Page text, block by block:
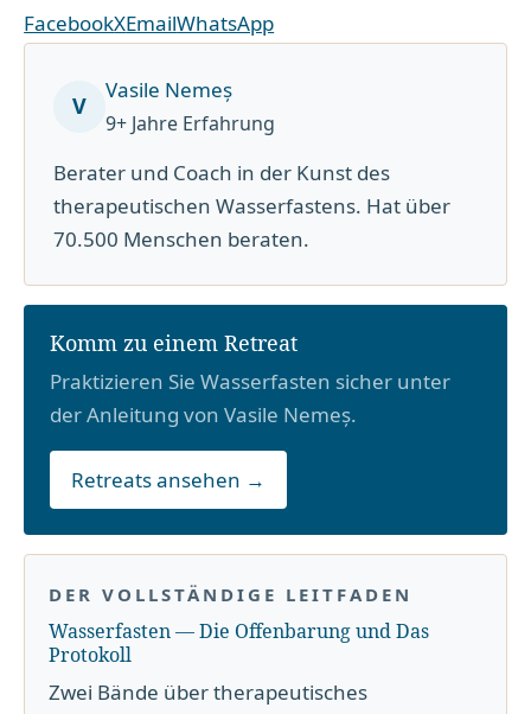
FacebookXEmailWhatsApp
V
Vasile Nemeș
9+ Jahre Erfahrung
Berater und Coach in der Kunst des
therapeutischen Wasserfastens. Hat über
70.500 Menschen beraten.
Komm zu einem Retreat
Praktizieren Sie Wasserfasten sicher unter
der Anleitung von Vasile Nemeș.
Retreats ansehen →
DER VOLLSTÄNDIGE LEITFADEN
Wasserfasten — Die Offenbarung und Das
Protokoll
Zwei Bände über therapeutisches